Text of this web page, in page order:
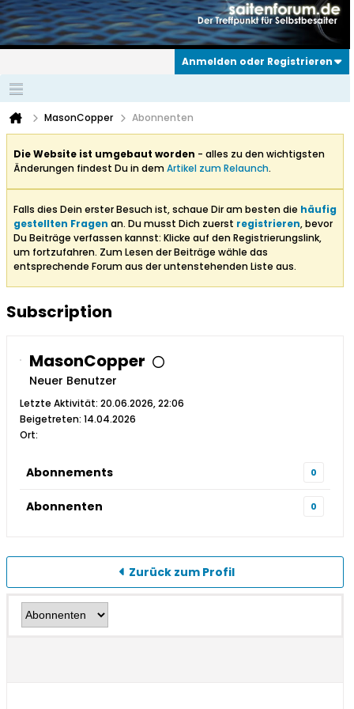
Anmelden oder Registrieren
MasonCopper Abonnenten
Die Website ist umgebaut worden - alles zu den wichtigsten
Änderungen findest Du in demArtikel zum Relaunch.
Falls dies Dein erster Besuch ist, schaue Dir am besten die häufig
gestellten Fragen an. Du musst Dich zuerst registrieren, bevor
Du Beiträge verfassen kannst: Klicke auf den Registrierungslink,
um fortzufahren. Zum Lesen der Beiträge wähle das
entsprechende Forum aus der untenstehenden Liste aus.
Subscription
MasonCopper
Neuer Benutzer
Letzte Aktivität: 20.06.2026, 22:06
Beigetreten: 14.04.2026
Ort:
Abonnements 0
Abonnenten 0
Zurück zum Profil